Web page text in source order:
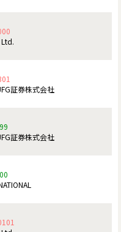
証券株式会社
証券株式会社